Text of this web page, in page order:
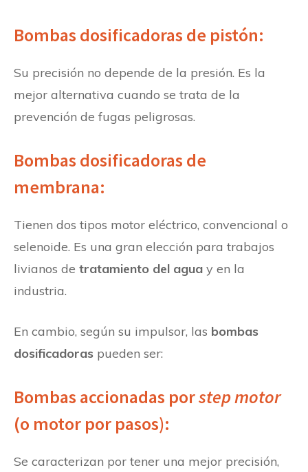
Bombas dosificadoras de pistón:
Su precisión no depende de la presión. Es la
mejor alternativa cuando se trata de la
prevención de fugas peligrosas.
Bombas dosificadoras de
membrana:
Tienen dos tipos motor eléctrico, convencional o
selenoide. Es una gran elección para trabajos
livianos de tratamiento del agua y en la
industria.
En cambio, según su impulsor, las bombas
dosificadoras pueden ser:
Bombas accionadas porstep motor
(o motor por pasos):
Se caracterizan por tener una mejor precisión,